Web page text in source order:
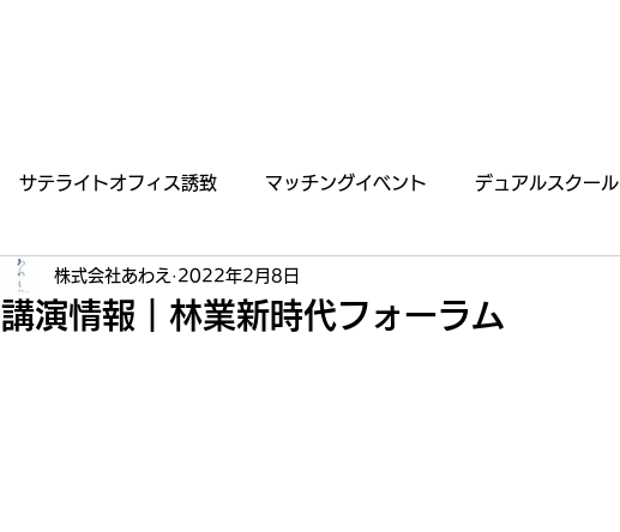
サテライトオフィス誘致 マッチングイベント デュアルスクール
受賞歴 お知らせ 掲載・出演情報
講演情報｜林業新時代フォーラム
株式会社あわえ 2022年2月8日